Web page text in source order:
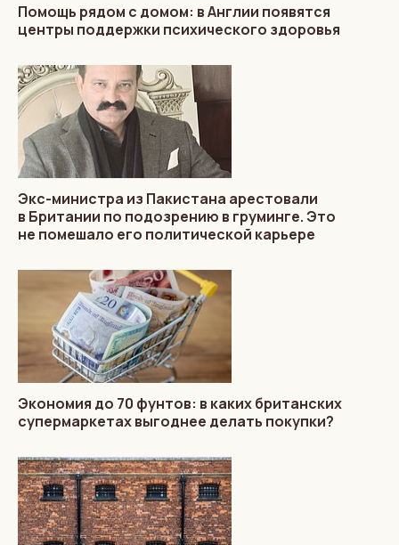
Помощь рядом с домом: в Англии появятся
центры поддержки психического здоровья
Экс-министра из Пакистана арестовали
в Британии по подозрению в груминге. Это
не помешало его политической карьере
Экономия до 70 фунтов: в каких британских
супермаркетах выгоднее делать покупки?